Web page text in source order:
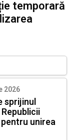
temporară
2026
sprijinul
unirea